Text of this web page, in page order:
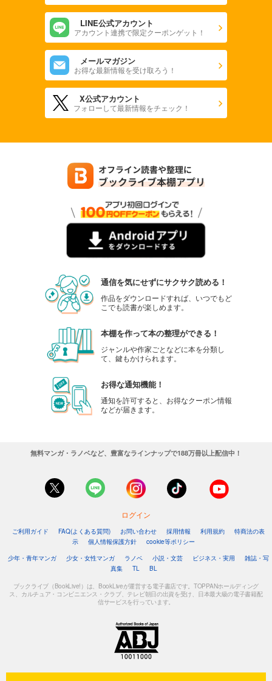
LINE公式アカウント
アカウント連携で限定クーポンゲット！
メールマガジン
お得な最新情報を受け取ろう！
X公式アカウント
フォローして最新情報をチェック！
通信を気にせずにサクサク読める！
作品をダウンロードすれば、いつでもど
こでも読書が楽しめます。
本棚を作って本の整理ができる！
ジャンルや作家ごとなどに本を分類し
て、鍵もかけられます。
お得な通知機能！
通知を許可すると、お得なクーポン情報
などが届きます。
無料マンガ・ラノベなど、豊富なラインナップで188万冊以上配信中！
ログイン
ご利用ガイド FAQ(よくある質問) お問い合わせ 採用情報 利用規約
特商法の表
示
個人情報保護方針
cookie等ポリシー
少年・青年マンガ
少女・女性マンガ ラノベ 小説・文芸 ビジネス・実用
雑誌・写
真集
TL BL
ブックライブ（BookLive!）は、BookLiveが運営する電子書店です。TOPPANホールディング
ス、カルチュア・コンビニエンス・クラブ、テレビ朝日の出資を受け、日本最大級の電子書籍配
信サービスを行っています。